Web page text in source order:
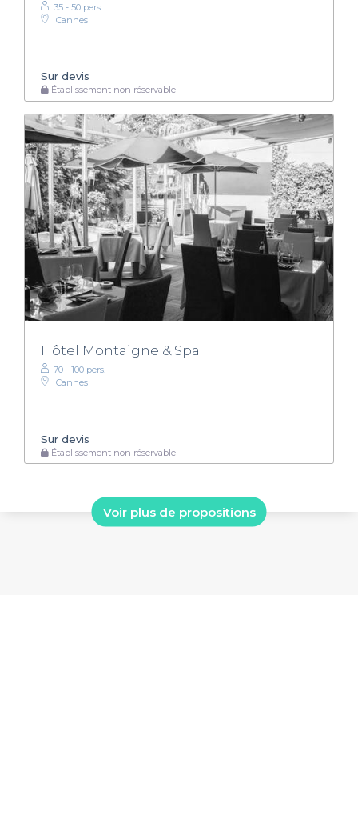
35 - 50 pers.
Cannes
Sur devis
Établissement non réservable
Hôtel Montaigne & Spa
70 - 100 pers.
Cannes
Sur devis
Établissement non réservable
Voir plus de propositions